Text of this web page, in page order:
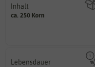
Inhalt
ca. 250 KornWie viel ist enthalten
Lebensdauer